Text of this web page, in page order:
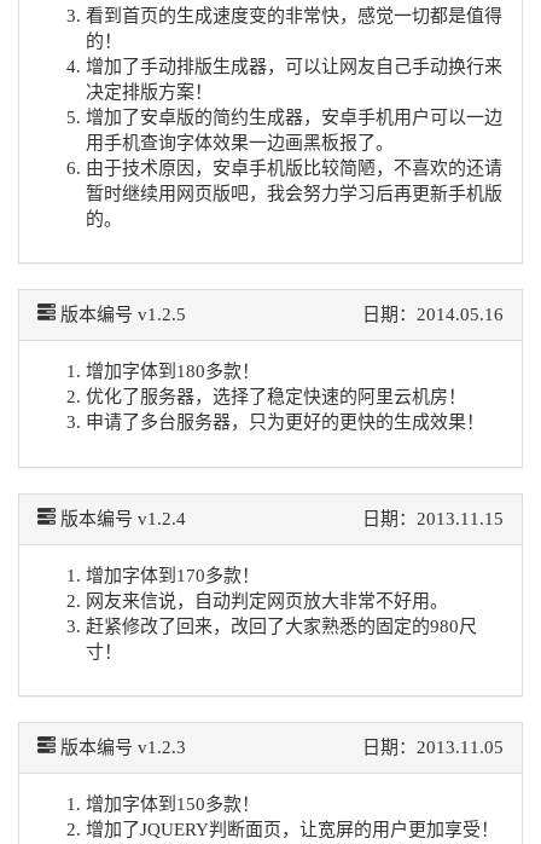
看到首页的生成速度变的非常快，感觉一切都是值得
的！
增加了手动排版生成器，可以让网友自己手动换行来
决定排版方案！
增加了安卓版的简约生成器，安卓手机用户可以一边
用手机查询字体效果一边画黑板报了。
由于技术原因，安卓手机版比较简陋，不喜欢的还请
暂时继续用网页版吧，我会努力学习后再更新手机版
的。
日期：2014.05.16
版本编号 v1.2.5
增加字体到180多款！
优化了服务器，选择了稳定快速的阿里云机房！
申请了多台服务器，只为更好的更快的生成效果！
日期：2013.11.15
版本编号 v1.2.4
增加字体到170多款！
网友来信说，自动判定网页放大非常不好用。
赶紧修改了回来，改回了大家熟悉的固定的980尺
寸！
日期：2013.11.05
版本编号 v1.2.3
增加字体到150多款！
增加了JQUERY判断面页，让宽屏的用户更加享受！